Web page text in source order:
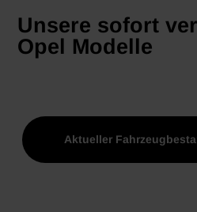
Unsere sofort
Opel Modelle
Aktueller